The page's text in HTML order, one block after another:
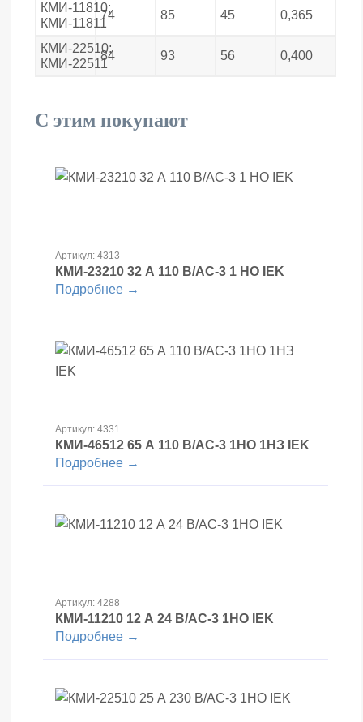
КМИ-11810;
КМИ-11811
74 85 45 0,365
КМИ-22510;
КМИ-22511
84 93 56 0,400
С этим покупают
Артикул: 4313
КМИ-23210 32 А 110 В/АС-3 1 НО IEK
Подробнее →
Артикул: 4331
КМИ-46512 65 А 110 В/АС-3 1НО 1НЗ IEK
Подробнее →
Артикул: 4288
КМИ-11210 12 А 24 В/АС-3 1НО IEK
Подробнее →